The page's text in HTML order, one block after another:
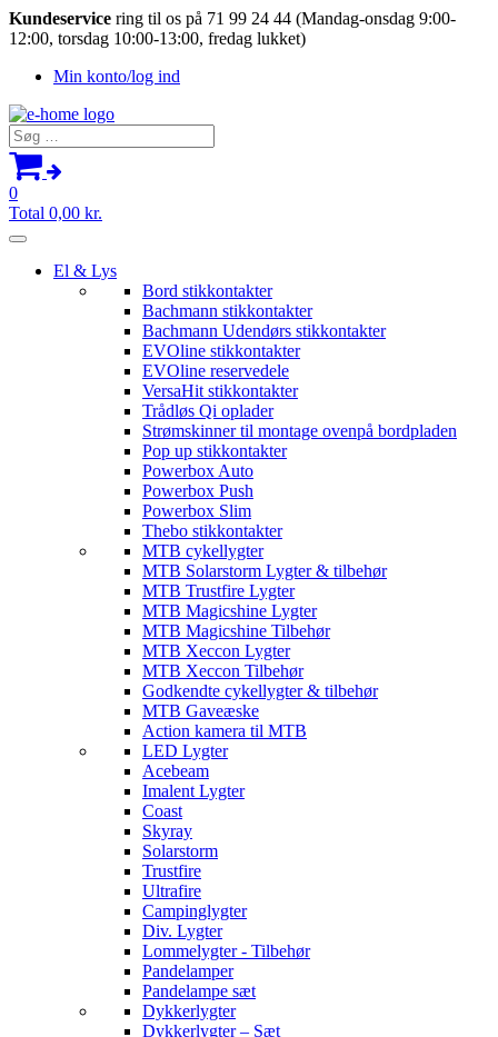
Kundeservice ring til os på 71 99 24 44 (Mandag-onsdag 9:00-
12:00, torsdag 10:00-13:00, fredag lukket)
Min konto/log ind
Søg
efter:
0
Total 0,00 kr.
El & Lys
Bord stikkontakter
Bachmann stikkontakter
Bachmann Udendørs stikkontakter
EVOline stikkontakter
EVOline reservedele
VersaHit stikkontakter
Trådløs Qi oplader
Strømskinner til montage ovenpå bordpladen
Pop up stikkontakter
Powerbox Auto
Powerbox Push
Powerbox Slim
Thebo stikkontakter
MTB cykellygter
MTB Solarstorm Lygter & tilbehør
MTB Trustfire Lygter
MTB Magicshine Lygter
MTB Magicshine Tilbehør
MTB Xeccon Lygter
MTB Xeccon Tilbehør
Godkendte cykellygter & tilbehør
MTB Gaveæske
Action kamera til MTB
LED Lygter
Acebeam
Imalent Lygter
Coast
Skyray
Solarstorm
Trustfire
Ultrafire
Campinglygter
Div. Lygter
Lommelygter - Tilbehør
Pandelamper
Pandelampe sæt
Dykkerlygter
Dykkerlygter – Sæt